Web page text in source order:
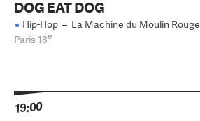
DOG EAT DOG
Hip-Hop – La Machine du Moulin Rouge
Paris 18e
19:00